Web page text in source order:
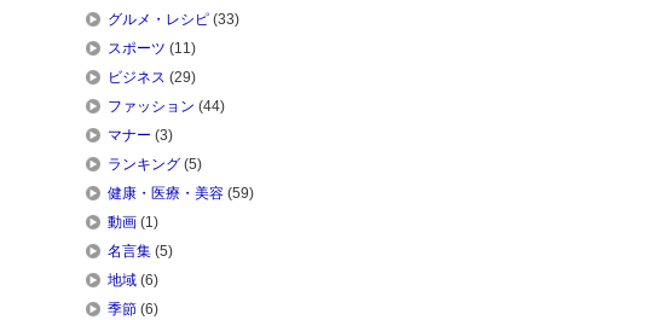
グルメ・レシピ(33)
スポーツ (11)
ビジネス (29)
ファッション (44)
マナー (3)
ランキング(5)
健康・医療・美容(59)
動画(1)
名言集(5)
地域(6)
季節(6)